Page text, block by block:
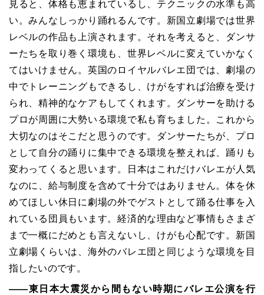
見ると、体格も恵まれているし、テクニックの水準も高
い。みんなしっかり踊れるんです。新国立劇場では世界
レベルの作品も上演されます。それを考えると、ダンサ
ーたちを取り巻く環境も、世界レベルに変えていかなく
てはいけません。英国のロイヤルバレエ団では、劇場の
中でトレーニングもできるし、けがをすれば治療を受け
られ、精神的なケアもしてくれます。ダンサーを助ける
プロが周囲に大勢いる環境で私も育ちました。これから
大切なのはそこだと思うのです。ダンサーたちが、プロ
として自分の踊りに集中できる環境を整えれば、踊りも
変わってくると思います。日本はこれだけバレエが人気
なのに、給与制度を含めて十分ではありません。体を休
めてほしい休日に劇場の外でゲストとして踊る仕事を入
れている団員もいます。経済的な理由など事情もさまざ
まで一概にだめとも言えないし、けがも心配です。新国
立劇場くらいは、海外のバレエ団と同じような環境を目
指したいのです。
――東日本大震災から間もない時期にバレエ公演を行